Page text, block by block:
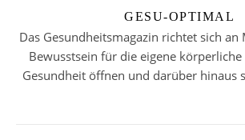
GESU-OPTIMAL
Das Gesundheitsmagazin richtet sich an
Bewusstsein für die eigene körperliche
Gesundheit öffnen und darüber hinaus